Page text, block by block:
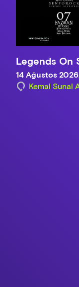
Legends On
14 Ağustos
Kemal Sunal